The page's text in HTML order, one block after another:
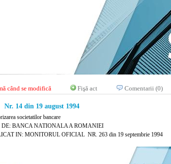
când se modifică Fişă act Comentarii (0)
14 din 19 august 1994
societatilor bancare
DE: BANCA NATIONALA A ROMANIEI
IN: MONITORUL OFICIAL NR. 263 din 19 septembrie 1994